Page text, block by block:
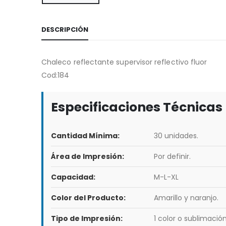
DESCRIPCIÓN
Chaleco reflectante supervisor reflectivo fluor
Cod:184
Especificaciones Técnicas
Cantidad Mínima: 30 unidades.
Área de Impresión: Por definir.
Capacidad: M-L-XL
Color del Producto: Amarillo y naranjo.
Tipo de Impresión: 1 color o